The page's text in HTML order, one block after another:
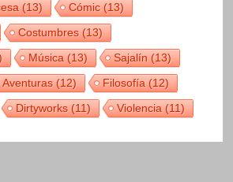
(13) Cómic(13)
Costumbres(13)
Música(13) Sajalín(13)
Aventuras(12) Filosofía(12)
Dirtyworks(11) Violencia(11)